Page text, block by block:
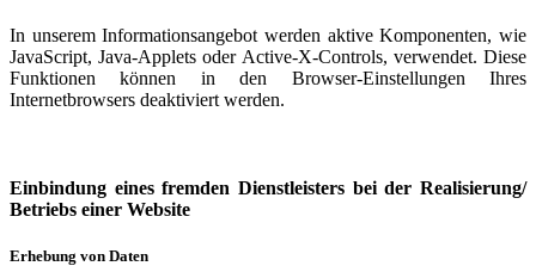
In unserem Informationsangebot werden aktive Komponenten, wie
JavaScript, Java-Applets oder Active-X-Controls, verwendet. Diese
Funktionen können in den Browser-Einstellungen Ihres
Internetbrowsers deaktiviert werden.
Einbindung eines fremden Dienstleisters bei der Realisierung/
Betriebs einer Website
Erhebung von Daten